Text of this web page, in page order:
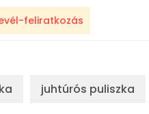
feliratkozás
juhtúrós puliszka